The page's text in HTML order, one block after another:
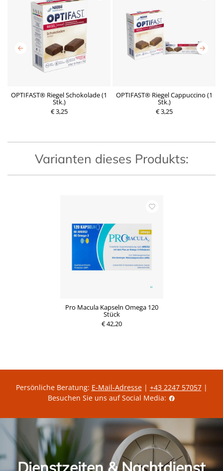
OPTIFAST® Riegel Schokolade (1
Stk.)
€ 3,25
OPTIFAST® Riegel Cappuccino (1
Stk.)
€ 3,25
Varianten dieses Produkts:
Pro Macula Kapseln Omega 120
Stück
€ 42,20
Persönliche Beratung: E-Mail-Adresse| +43 2247 57057|
Besuchen Sie uns auf Social Media: